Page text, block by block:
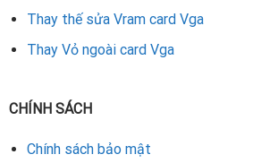
Thay thế sửa Vram card Vga
Thay Vỏ ngoài card Vga
CHÍNH SÁCH
Chính sách bảo mật